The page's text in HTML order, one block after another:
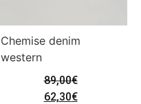
Chemise denim
western
89,00€
62,30€